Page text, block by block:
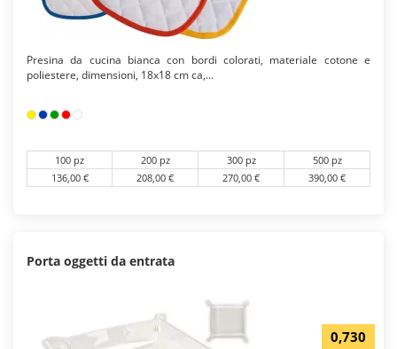
Presina da cucina bianca con bordi colorati, materiale cotone e
poliestere, dimensioni, 18x18 cm ca,...
100 pz 200 pz 300 pz
500 pz
136,00 €
208,00 € 270,00 € 390,00 €
Porta oggetti da entrata
0,730